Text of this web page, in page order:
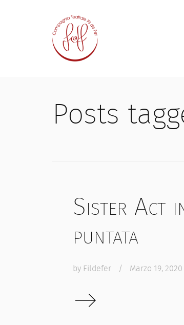
Posts
Sister Act
puntata
by Fildefer / Marzo 19, 2020